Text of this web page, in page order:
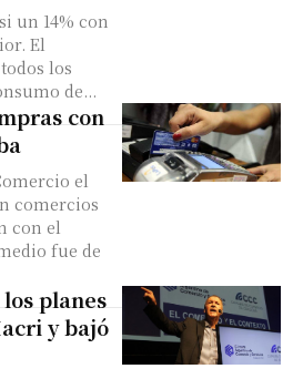
un 14% con
El
los
de...
con
el
comercios
con el
fue de
planes
y bajó